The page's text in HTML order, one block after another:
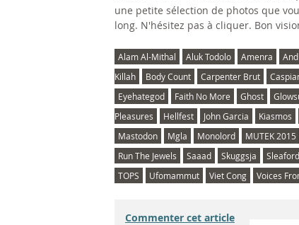
une petite sélection de photos que
long. N'hésitez pas à cliquer. Bon
Alam Al-Mithal Aluk Todolo Amenra
Killah
Body Count Carpenter Brut
Eyehategod
Faith No More Ghost
Pleasures
Hellfest John Garcia Kiasmos
Mastodon
Mgla Monolord MUTEK 2015
Run The Jewels
Saaad Skuggsja
TOPS
Ufomammut Viet Cong Voices
Commenter cet article